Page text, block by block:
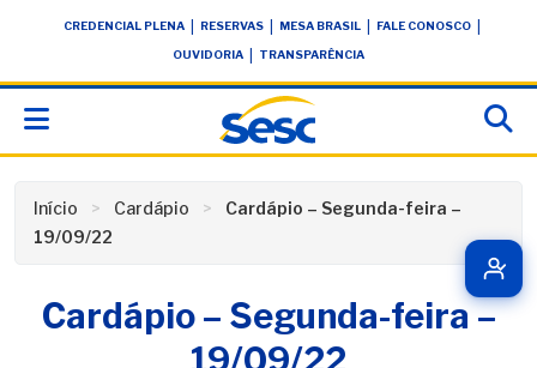
conteúdoCREDENCIAL PLENA RESERVAS MESA BRASIL FALE CONOSCO
OUVIDORIA TRANSPARÊNCIA
Início Cardápio
Cardápio – Segunda-feira –
19/09/22
Cardápio – Segunda-feira –